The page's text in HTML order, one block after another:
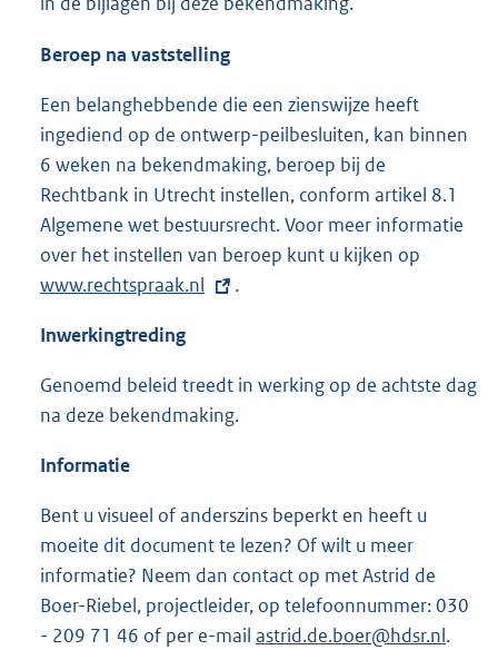
Beroep na vaststelling
Een belanghebbende die een zienswijze heeft
ingediend op de ontwerp-peilbesluiten, kan binnen
6 weken na bekendmaking, beroep bij de
Rechtbank in Utrecht instellen, conform artikel 8.1
Algemene wet bestuursrecht. Voor meer informatie
over het instellen van beroep kunt u kijken op
r
n
:
www.rechtspraak.nl .
Inwerkingtreding
Genoemd beleid treedt in werking op de achtste dag
na deze bekendmaking.
Informatie
Bent u visueel of anderszins beperkt en heeft u
moeite dit document te lezen? Of wilt u meer
informatie? Neem dan contact op met Astrid de
Boer-Riebel, projectleider, op telefoonnummer: 030
- 209 71 46 of per e-mail astrid.de.boer@hdsr.nl.